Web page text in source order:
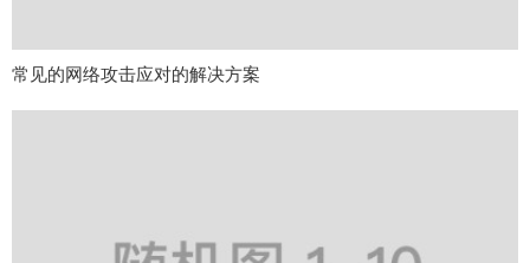
常见的网络攻击应对的解决方案